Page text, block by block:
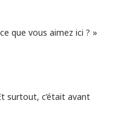
que vous aimez ici ? »
surtout, c’était avant